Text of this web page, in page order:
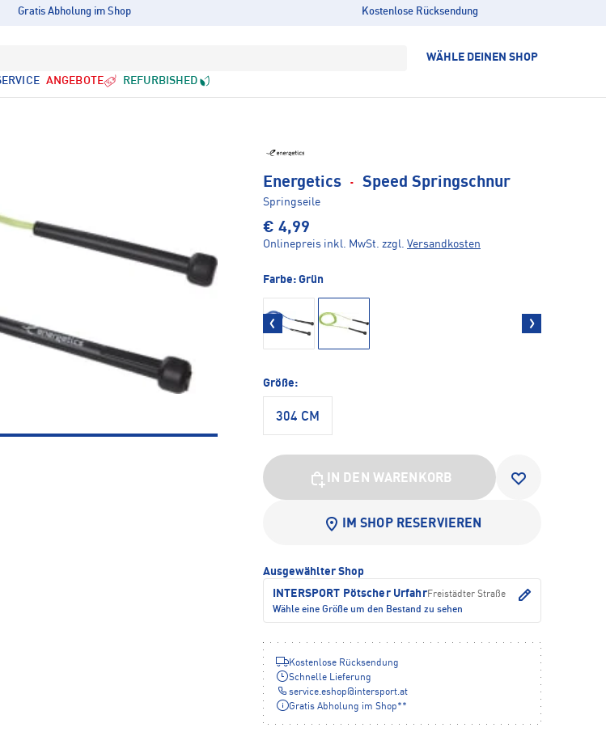
Gratis Abholung im Shop Kostenlose Rücksendung
WÄHLE DEINEN SHOP
ANGEBOTE REFURBISHED
Energetics · Speed Springschnur
Springseile
€ 4,99
Onlinepreis inkl. MwSt. zzgl. Versandkosten
Farbe: Grün
Größe:
304 CM
IN DEN WARENKORB
IM SHOP RESERVIEREN
Ausgewählter Shop
INTERSPORT Pötscher UrfahrFreistädter Straße
Wähle eine Größe um den Bestand zu sehen
Kostenlose Rücksendung
Schnelle Lieferung
service.eshop@intersport.at
Gratis Abholung im Shop**